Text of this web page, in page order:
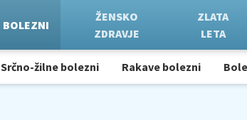
BOLEZNI
ŽENSKO
ZDRAVJE
ZLATA
LETA
Srčno-žilne bolezni Rakave bolezni